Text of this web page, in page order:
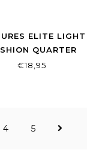
ELITE LIGHT
QUARTER
€18,95
4 5